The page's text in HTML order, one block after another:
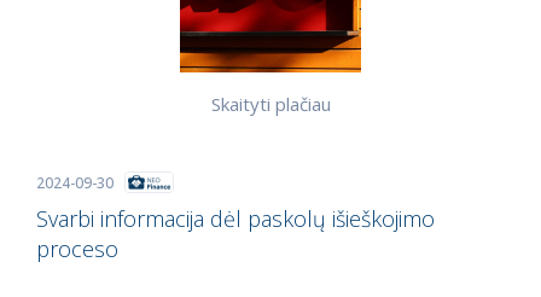
2024-09-30
Svarbi informacija dėl paskolų išieškojimo
proceso
Skaityti plačiau